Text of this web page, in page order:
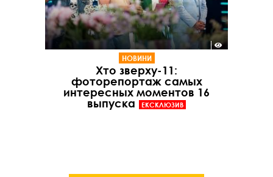
НОВИНИ
Хто зверху-11:
фоторепортаж самых
интересных моментов 16
выпуска
ЕКСКЛЮЗИВ